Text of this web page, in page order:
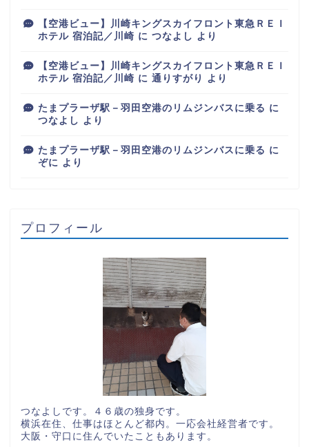
【空港ビュー】川崎キングスカイフロント東急ＲＥＩ
ホテル 宿泊記／川崎 に つなよし より
【空港ビュー】川崎キングスカイフロント東急ＲＥＩ
ホテル 宿泊記／川崎 に 通りすがり より
たまプラーザ駅－羽田空港のリムジンバスに乗る に
つなよし より
たまプラーザ駅－羽田空港のリムジンバスに乗る に
ぞに より
プロフィール
つなよしです。４６歳の独身です。
横浜在住、仕事はほとんど都内。一応会社経営者です。
大阪・守口に住んでいたこともあります。